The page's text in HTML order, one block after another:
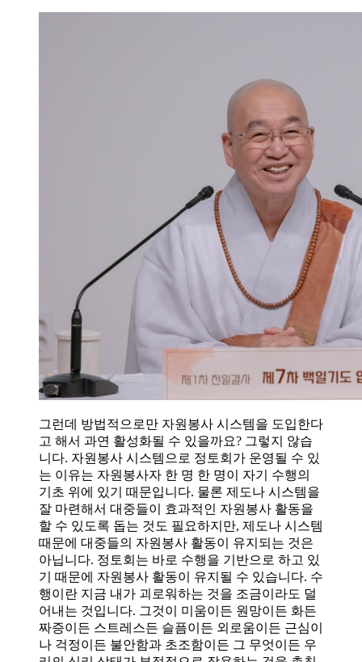
그런데 방법적으로만 자원봉사 시스템을 도입한다
고 해서 과연 활성화될 수 있을까요? 그렇지 않습
니다. 자원봉사 시스템으로 정토회가 운영될 수 있
는 이유는 자원봉사자 한 명 한 명이 자기 수행의
기초 위에 있기 때문입니다. 물론 제도나 시스템을
잘 마련해서 대중들이 효과적인 자원봉사 활동을
할 수 있도록 돕는 것도 필요하지만, 제도나 시스템
때문에 대중들의 자원봉사 활동이 유지되는 것은
아닙니다. 정토회는 바로 수행을 기반으로 하고 있
기 때문에 자원봉사 활동이 유지될 수 있습니다. 수
행이란 지금 내가 괴로워하는 것을 조금이라도 덜
어내는 것입니다. 그것이 미움이든 원망이든 화든
짜증이든 스트레스든 슬픔이든 외로움이든 근심이
나 걱정이든 불안함과 초조함이든 그 무엇이든 우